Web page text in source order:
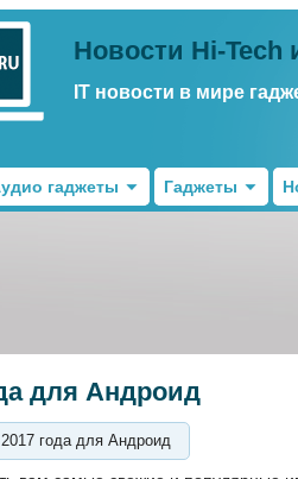
Новости Hi-Tech
IT новости в мире
гаджеты Гаджеты
для Андроид
года для Андроид